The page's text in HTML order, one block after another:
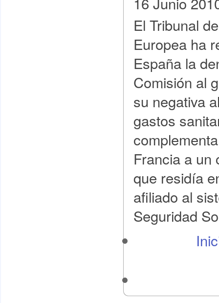
El Tribunal
Europea ha
España la
Comisión al
su negativa
gastos
Francia a un
que residía
afiliado al
Seguridad